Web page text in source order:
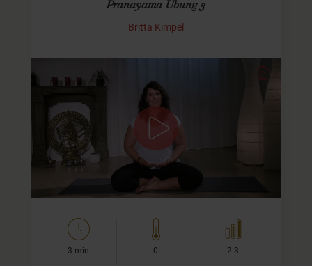
Pranayama Übung 3
Britta Kimpel
Agni Sara - das Feuer der Reinigung
Hinweis:Dies ist ein Praxis-Video. Wenn Du Agni Sara
noch nicht kennst, dann schau Dir bitte zuerst das
Tutorial von Agnis Sara
an und kehre danach hier her…
3 min 0 2-3